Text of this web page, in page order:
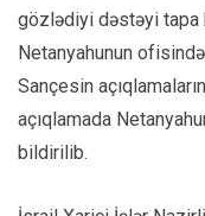
gözlədiyi dəstəyi tapa
Netanyahunun
Sançesin
açıqlamada
bildirilib.